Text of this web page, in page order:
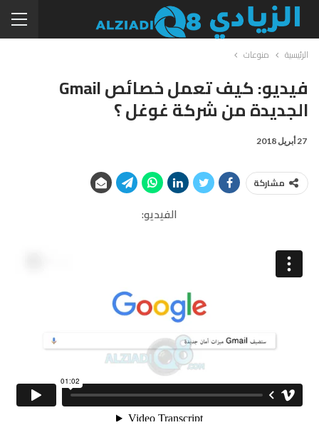
الرئيسية منوعات
فيديو: كيف تعمل خصائص Gmail
الجديدة من شركة غوغل ؟
27 أبريل 2018
مشاركة
الفيديو: